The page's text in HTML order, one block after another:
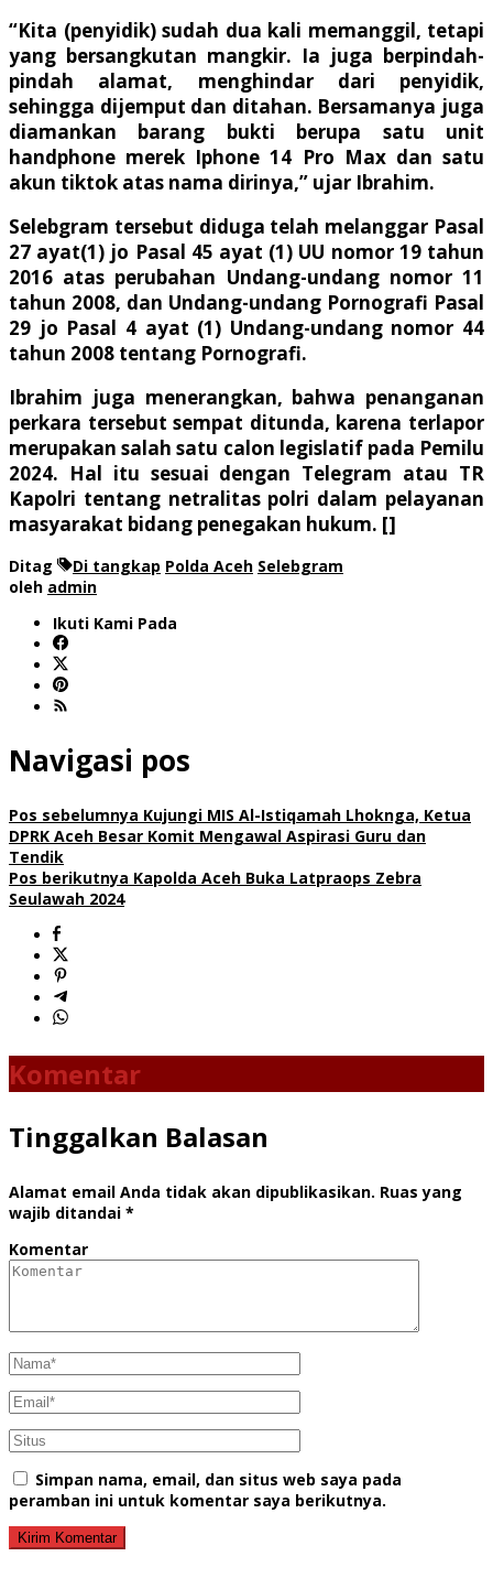
“Kita (penyidik) sudah dua kali memanggil, tetapi
yang bersangkutan mangkir. Ia juga berpindah-
pindah alamat, menghindar dari penyidik,
sehingga dijemput dan ditahan. Bersamanya juga
diamankan barang bukti berupa satu unit
handphone merek Iphone 14 Pro Max dan satu
akun tiktok atas nama dirinya,” ujar Ibrahim.
Selebgram tersebut diduga telah melanggar Pasal
27 ayat(1) jo Pasal 45 ayat (1) UU nomor 19 tahun
2016 atas perubahan Undang-undang nomor 11
tahun 2008, dan Undang-undang Pornografi Pasal
29 jo Pasal 4 ayat (1) Undang-undang nomor 44
tahun 2008 tentang Pornografi.
Ibrahim juga menerangkan, bahwa penanganan
perkara tersebut sempat ditunda, karena terlapor
merupakan salah satu calon legislatif pada Pemilu
2024. Hal itu sesuai dengan Telegram atau TR
Kapolri tentang netralitas polri dalam pelayanan
masyarakat bidang penegakan hukum. []
Ditag Di tangkap Polda Aceh Selebgram
oleh admin
Ikuti Kami Pada
Navigasi pos
Pos sebelumnya Kujungi MIS Al-Istiqamah Lhoknga, Ketua
DPRK Aceh Besar Komit Mengawal Aspirasi Guru dan
Tendik
Pos berikutnya Kapolda Aceh Buka Latpraops Zebra
Seulawah 2024
Komentar
Tinggalkan Balasan
Alamat email Anda tidak akan dipublikasikan. Ruas yang
wajib ditandai *
Komentar
Simpan nama, email, dan situs web saya pada
peramban ini untuk komentar saya berikutnya.